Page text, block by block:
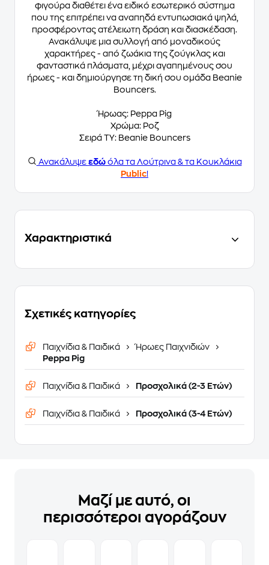
φιγούρα διαθέτει ένα ειδικό εσωτερικό σύστημα
που της επιτρέπει να αναπηδά εντυπωσιακά ψηλά,
προσφέροντας ατέλειωτη δράση και διασκέδαση.
Ανακάλυψε μια συλλογή από μοναδικούς
χαρακτήρες - από ζωάκια της ζούγκλας και
φανταστικά πλάσματα, μέχρι αγαπημένους σου
ήρωες - και δημιούργησε τη δική σου ομάδα Beanie
Bouncers.
Ήρωας: Peppa Pig
Χρώμα: Ροζ
Σειρά TY: Beanie Bouncers
Ανακάλυψε εδώόλα τα Λούτρινα & τα Κουκλάκια
Public!
Χαρακτηριστικά
Σχετικές κατηγορίες
Παιχνίδια & Παιδικά
Ήρωες Παιχνιδιών
Peppa Pig
Παιχνίδια & Παιδικά Προσχολικά (2-3 Ετών)
Παιχνίδια & Παιδικά Προσχολικά (3-4 Ετών)
Μαζί με αυτό, οι
περισσότεροι αγοράζουν